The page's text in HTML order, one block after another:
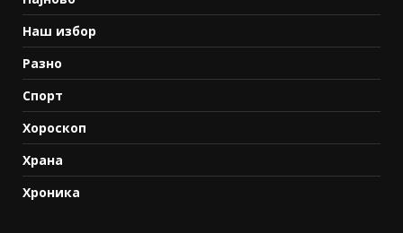
Наш избор
Разно
Спорт
Хороскоп
Храна
Хроника